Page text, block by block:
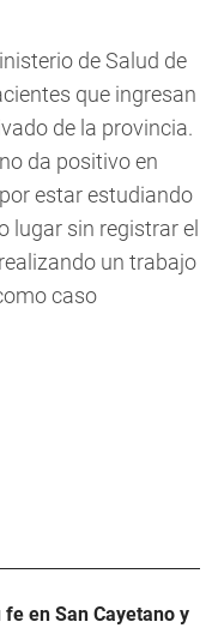
de Salud de
que ingresan
de la provincia.
da positivo en
estar estudiando
lugar sin registrar el
un trabajo
caso
en San Cayetano y